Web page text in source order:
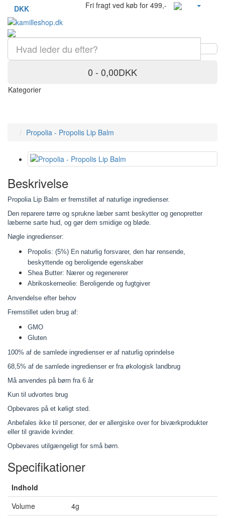
DKK Fri fragt ved køb for 499,-
0 - 0,00DKK
Kategorier
Propolia - Propolis Lip Balm
Beskrivelse
Propolia Lip Balm er fremstillet af naturlige ingredienser.
Den reparere tørre og sprukne læber samt beskytter og genopretter
læberne sarte hud, og gør dem smidige og bløde.
Nøgle ingredienser:
Propolis: (5%) En naturlig forsvarer, den har rensende,
beskyttende og beroligende egenskaber
Shea Butter: Nærer og regenererer
Abrikoskerneolie: Beroligende og fugtgiver
Anvendelse efter behov
Fremstillet uden brug af:
GMO
Gluten
100% af de samlede ingredienser er af naturlig oprindelse
68,5% af de samlede ingredienser er fra økologisk landbrug
Må anvendes på børn fra 6 år
Kun til udvortes brug
Opbevares på et køligt sted.
Anbefales ikke til personer, der er allergiske over for biværkprodukter
eller til gravide kvinder.
Opbevares utilgængeligt for små børn.
Specifikationer
Indhold
Volume
4g